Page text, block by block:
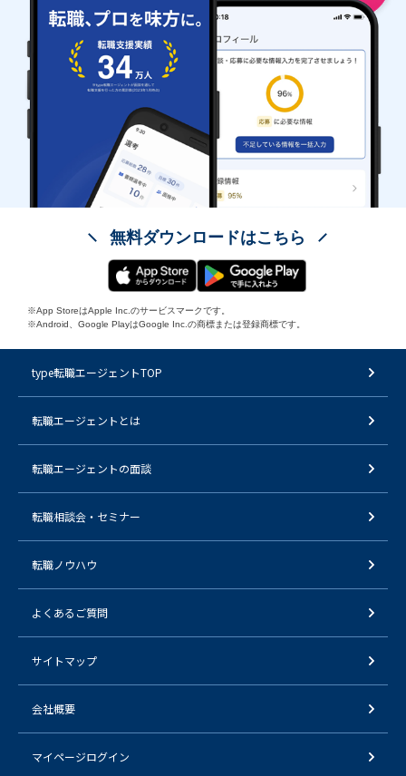
無料ダウンロードはこちら
※App StoreはApple Inc.のサービスマークです。
※Android、Google PlayはGoogle Inc.の商標または登録商標です。
type転職エージェントTOP
転職エージェントとは
転職エージェントの面談
転職相談会・セミナー
転職ノウハウ
よくあるご質問
サイトマップ
会社概要
マイページログイン